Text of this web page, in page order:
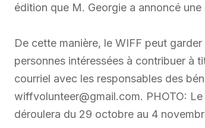
édition que M. Georgie a annoncé
De cette manière, le WIFF peut
personnes intéressées à contribuer à
courriel avec les responsables des
wiffvolunteer@gmail.com. PHOTO:
déroulera du 29 octobre au 4